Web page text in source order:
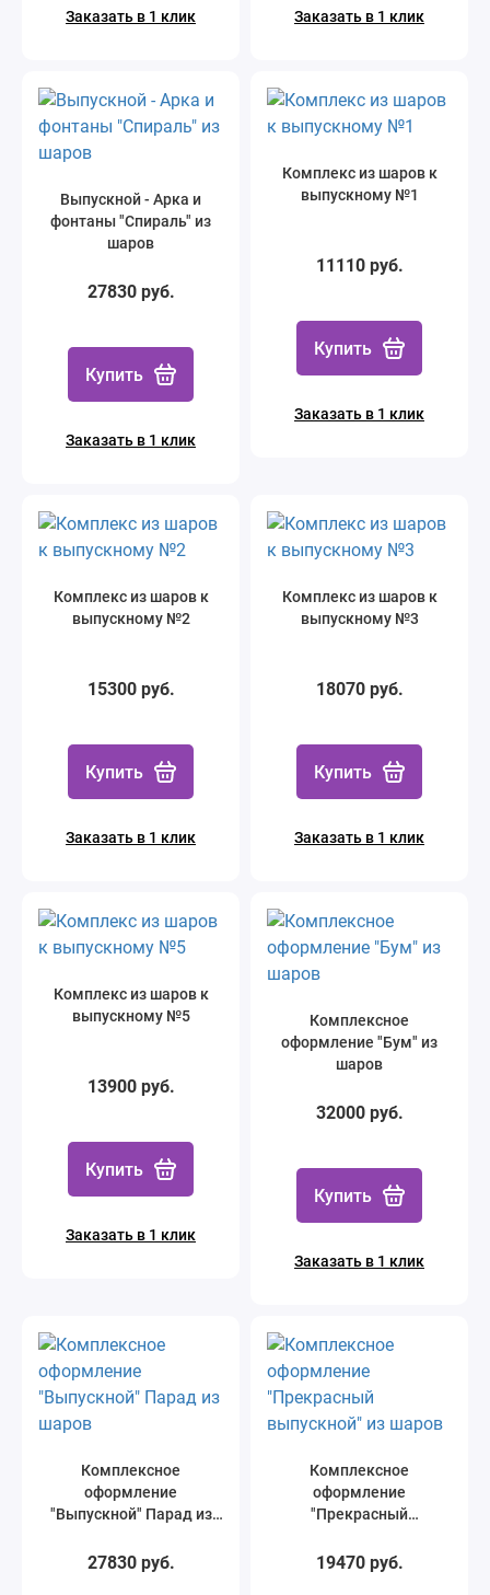
Заказать в 1 клик Заказать в 1 клик
Выпускной - Арка и
фонтаны "Спираль" из
шаров
27830 руб.
Купить
Заказать в 1 клик
Комплекс из шаров к
выпускному №1
11110 руб.
Купить
Заказать в 1 клик
Комплекс из шаров к
выпускному №2
15300 руб.
Купить
Заказать в 1 клик
Комплекс из шаров к
выпускному №3
18070 руб.
Купить
Заказать в 1 клик
Комплекс из шаров к
выпускному №5
13900 руб.
Купить
Заказать в 1 клик
Комплексное
оформление "Бум" из
шаров
32000 руб.
Купить
Заказать в 1 клик
Комплексное
оформление
"Выпускной" Парад из
27830 руб.
Комплексное
оформление
"Прекрасный
19470 руб.